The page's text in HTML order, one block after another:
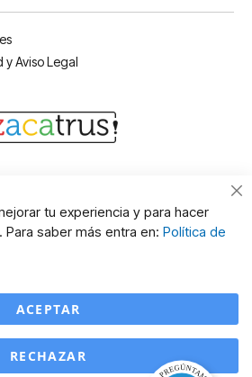
Aviso Legal
tu experiencia y para hacer
saber más entra en: Política de
ACEPTAR
RECHAZAR